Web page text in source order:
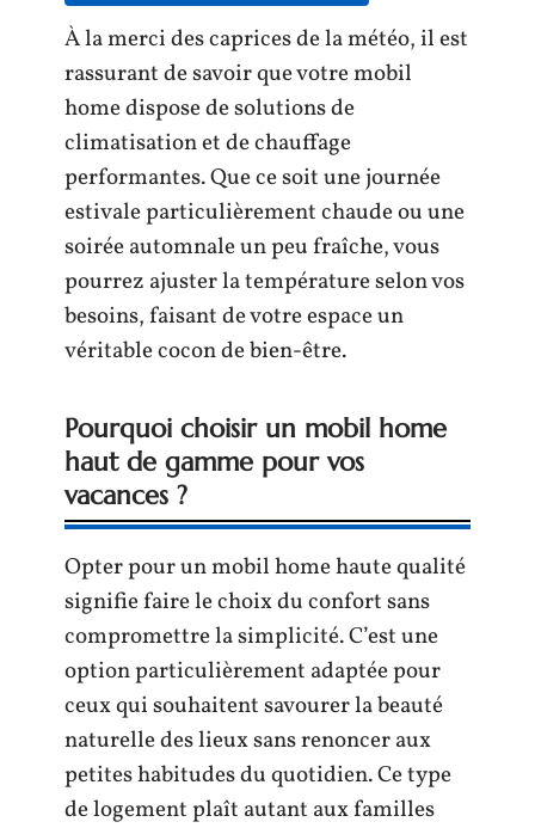
À la merci des caprices de la météo, il est
rassurant de savoir que votre mobil
home dispose de solutions de
climatisation et de chauffage
performantes. Que ce soit une journée
estivale particulièrement chaude ou une
soirée automnale un peu fraîche, vous
pourrez ajuster la température selon vos
besoins, faisant de votre espace un
véritable cocon de bien-être.
Pourquoi choisir un mobil home
haut de gamme pour vos
vacances ?
Opter pour un mobil home haute qualité
signifie faire le choix du confort sans
compromettre la simplicité. C’est une
option particulièrement adaptée pour
ceux qui souhaitent savourer la beauté
naturelle des lieux sans renoncer aux
petites habitudes du quotidien. Ce type
de logement plaît autant aux familles